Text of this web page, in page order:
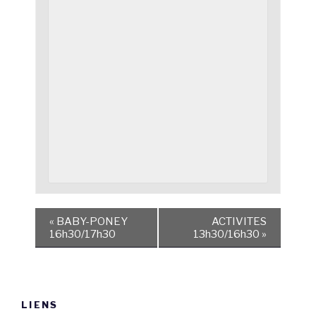
« BABY-PONEY
16h30/17h30
ACTIVITES
13h30/16h30 »
LIENS